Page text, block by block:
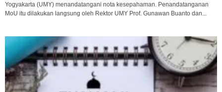
Yogyakarta (UMY) menandatangani nota kesepahaman. Penandatanganan
MoU itu dilakukan langsung oleh Rektor UMY Prof. Gunawan Buanto dan...